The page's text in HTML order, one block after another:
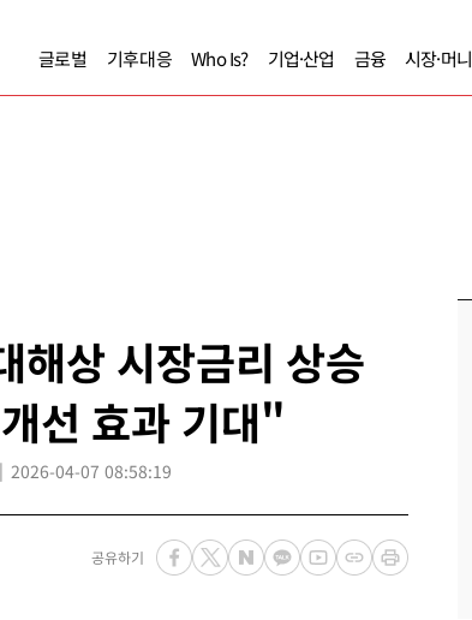
글로벌 기후대응 Who Is? 기업·산업 금융 시장·머니
상 시장금리 상승
선 효과 기대"
2026-04-07 08:58:19
공유하기